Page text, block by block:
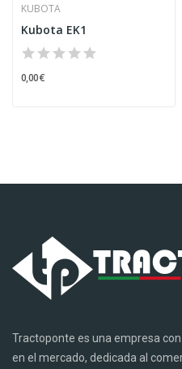
KUBOTA
Kubota EK1
0,00 €
Tractoponte es una empresa
en el mercado, dedicada al